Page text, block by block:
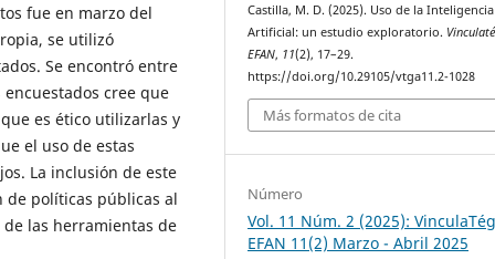
fue en marzo del
se utilizó
Se encontró entre
cree que
es ético utilizarlas y
el uso de estas
La inclusión de este
de políticas públicas al
las herramientas de
Castilla, M. D. (2025). Uso de la Inteligencia
Artificial: un estudio exploratorio.
EFAN, 11(2), 17–29.
https://doi.org/10.29105/vtga11.2-1028
Más formatos de cita
Número
Vol. 11 Núm. 2 (2025):
EFAN 11(2) Marzo - Abril 2025